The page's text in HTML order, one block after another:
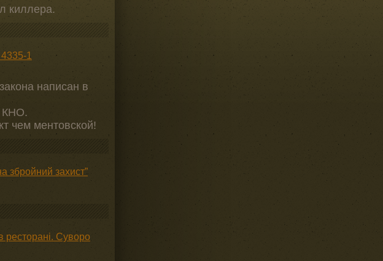
киллера.
1
написан в
КНО.
чем ментовской!
збройний захист”
ресторані. Суворо